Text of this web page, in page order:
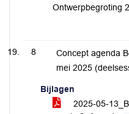
Ontwerpbegroting
8
Concept agenda
mei 2025
Bijlagen
2025-05-